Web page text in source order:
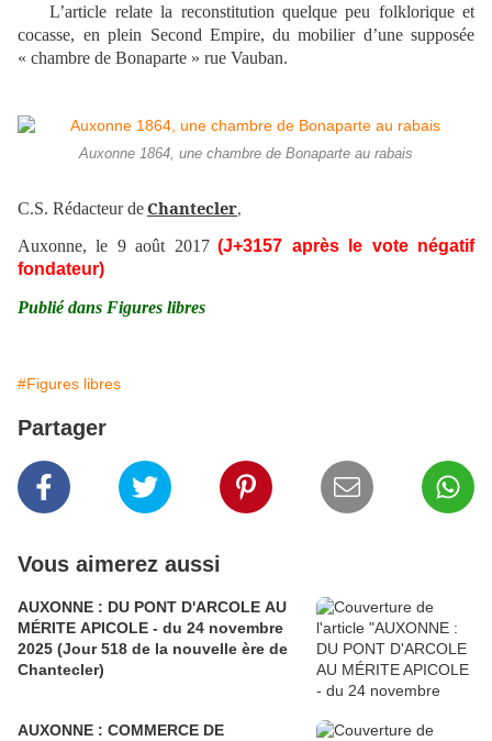
L’article relate la reconstitution quelque peu folklorique et
cocasse, en plein Second Empire, du mobilier d’une supposée
« chambre de Bonaparte » rue Vauban.
Auxonne 1864, une chambre de Bonaparte au rabais
C.S. Rédacteur deChantecler,
Auxonne, le 9 août 2017 (J+3157 après le vote négatif
fondateur)
Publié dans Figures libres
#Figures libres
Partager
Vous aimerez aussi
AUXONNE : DU PONT D'ARCOLE AU
MÉRITE APICOLE - du 24 novembre
2025 (Jour 518 de la nouvelle ère de
Chantecler)
AUXONNE : COMMERCE DE